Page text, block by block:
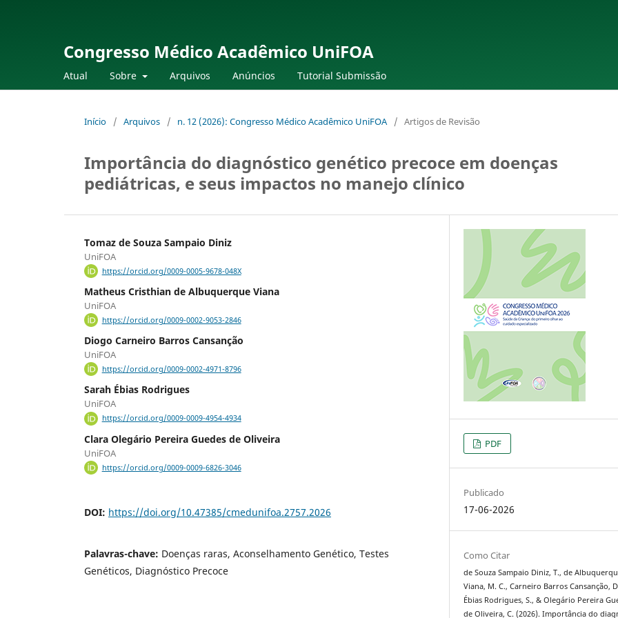
Congresso Médico Acadêmico UniFOA
Atual Sobre Arquivos Anúncios Tutorial Submissão
Início / Arquivos / n. 12 (2026): Congresso Médico Acadêmico UniFOA / Artigos de Revisão
Importância do diagnóstico genético precoce em doenças
pediátricas, e seus impactos no manejo clínico
Tomaz de Souza Sampaio Diniz
UniFOA
https://orcid.org/0009-0005-9678-048X
Matheus Cristhian de Albuquerque Viana
UniFOA
https://orcid.org/0009-0002-9053-2846
Diogo Carneiro Barros Cansanção
UniFOA
https://orcid.org/0009-0002-4971-8796
Sarah Ébias Rodrigues
UniFOA
https://orcid.org/0009-0009-4954-4934
Clara Olegário Pereira Guedes de Oliveira
UniFOA
https://orcid.org/0009-0009-6826-3046
DOI: https://doi.org/10.47385/cmedunifoa.2757.2026
Palavras-chave: Doenças raras, Aconselhamento Genético, Testes
Genéticos, Diagnóstico Precoce
PDF
Publicado
17-06-2026
Como Citar
de Souza Sampaio Diniz, T., de
Viana, M. C., Carneiro Barros Cansanção,
Ébias Rodrigues, S., & Olegário Pereira
de Oliveira, C. (2026). Importância do